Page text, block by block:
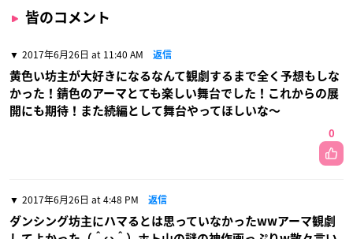
皆のコメント
2017年6月26日 at 11:40 AM 返信
黄色い坊主が大好きになるなんて観劇するまで全く予想もしな
かった！錆色のアーマとても楽しい舞台でした！これからの展
開にも期待！また続編として舞台やってほしいな〜
0
2017年6月26日 at 4:48 PM 返信
ダンシング坊主にハマるとは思っていなかったwwアーマ観劇